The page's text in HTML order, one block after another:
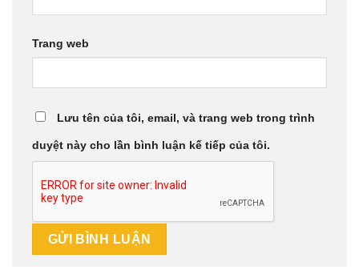
Trang web
Lưu tên của tôi, email, và trang web trong trình
duyệt này cho lần bình luận kế tiếp của tôi.